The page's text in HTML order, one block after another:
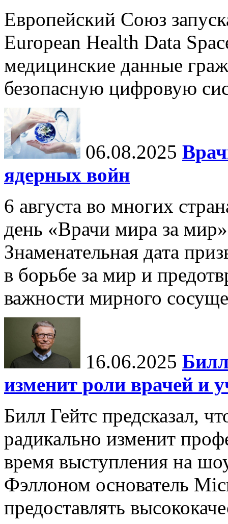
Европейский Союз
European Health Data
медицинские данные
безопасную цифровую
06.08.2025
ядерных войн
6 августа во многих
день «Врачи мира за
Знаменательная дата
в борьбе за мир и
важности мирного
16.06.2025
изменит роли врачей и
Билл Гейтс предсказал,
радикально изменит
время выступления на
Фэллоном основатель
предоставлять